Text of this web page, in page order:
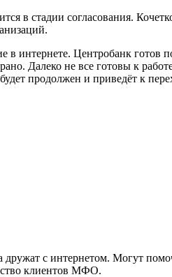
в стадии согласования.
интернете. Центробанк готов
Далеко не все готовы к
продолжен и приведёт к
с интернетом. Могут
клиентов МФО.